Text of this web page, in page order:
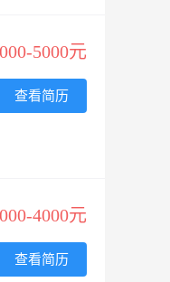
5000元
查看简历
4000元
查看简历